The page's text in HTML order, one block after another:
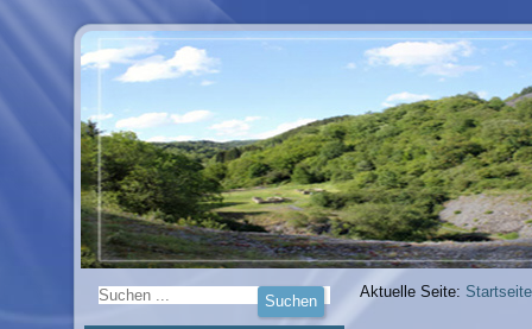
Aktuelle Seite: Startseite